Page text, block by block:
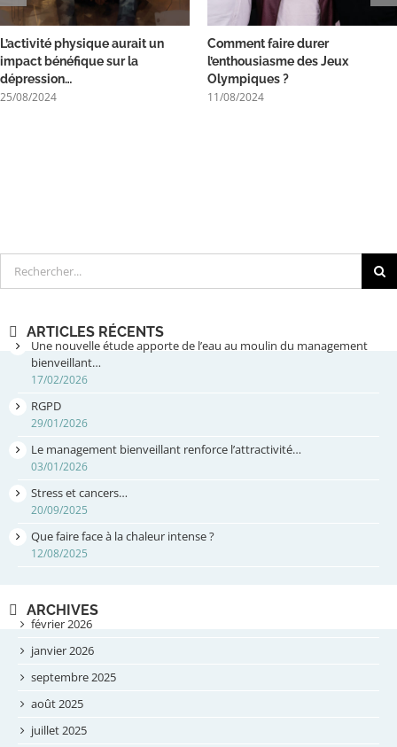
L’activité physique aurait un
impact bénéfique sur la
dépression…
25/08/2024
Comment faire durer
l’enthousiasme des Jeux
Olympiques ?
11/08/2024
Rechercher
ARTICLES RÉCENTS
Une nouvelle étude apporte de l’eau au moulin du management
bienveillant…
17/02/2026
RGPD
29/01/2026
Le management bienveillant renforce l’attractivité…
03/01/2026
Stress et cancers…
20/09/2025
Que faire face à la chaleur intense ?
12/08/2025
ARCHIVES
février 2026
janvier 2026
septembre 2025
août 2025
juillet 2025